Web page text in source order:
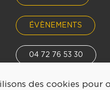
des cookies pour
ÉVÈNEMENTS
04 72 76 53 30